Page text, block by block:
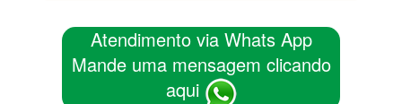
Atendimento via Whats App
Mande uma mensagem clicando
aqui